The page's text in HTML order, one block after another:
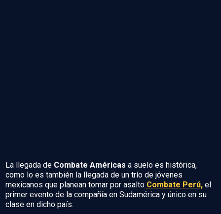
La llegada de Combate Américas a suelo es histórica,
como lo es también la llegada de un trío de jóvenes
mexicanos que planean tomar por asalto Combate Perú, el
primer evento de la compañía en Sudamérica y único en su
clase en dicho país.